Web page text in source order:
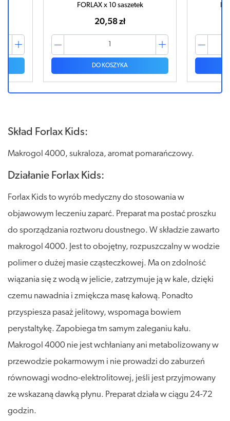
FORLAX x 10 saszetek
20,58 zł
DO KOSZYKA
Skład Forlax Kids:
Makrogol 4000, sukraloza, aromat pomarańczowy.
Działanie Forlax Kids:
Forlax Kids to wyrób medyczny do stosowania w
objawowym leczeniu zaparć. Preparat ma postać proszku
do sporządzania roztworu doustnego. W składzie zawarto
makrogol 4000. Jest to obojętny, rozpuszczalny w wodzie
polimer o dużej masie cząsteczkowej. Ma on zdolność
wiązania się z wodą w jelicie, zatrzymuje ją w kale, dzięki
czemu nawadnia i zmiękcza masę kałową. Ponadto
przyspiesza pasaż jelitowy, wspomaga bowiem
perystaltykę. Zapobiega tm samym zaleganiu kału.
Makrogol 4000 nie jest wchłaniany ani metabolizowany w
przewodzie pokarmowym i nie prowadzi do zaburzeń
równowagi wodno-elektrolitowej, jeśli jest przyjmowany
ze wskazaną dawką płynu. Preparat działa w ciągu 24-72
godzin.